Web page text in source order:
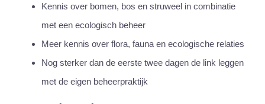
Kennis over bomen, bos en struweel in combinatie
met een ecologisch beheer
Meer kennis over flora, fauna en ecologische relaties
Nog sterker dan de eerste twee dagen de link leggen
met de eigen beheerpraktijk